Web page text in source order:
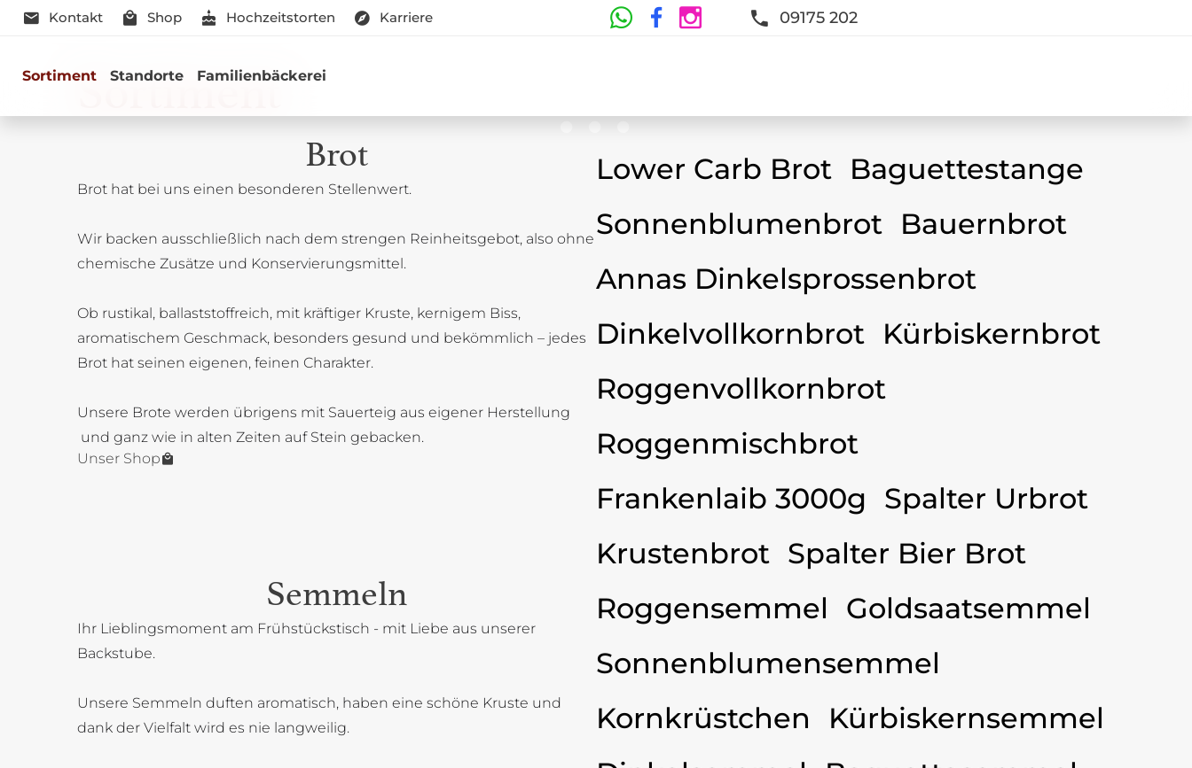
Kontakt Shop Hochzeitstorten Karriere 09175 202
Sortiment Standorte Familienbäckerei
Sortiment
Herzhaft oder süß - Beste Qualität und Frische sind garantiert
Brot
Brot hat bei uns einen besonderen Stellenwert.
Wir backen ausschließlich nach dem strengen Reinheitsgebot, also ohne
chemische Zusätze und Konservierungsmittel.
Ob rustikal, ballaststoffreich, mit kräftiger Kruste, kernigem Biss,
aromatischem Geschmack, besonders gesund und bekömmlich – jedes
Brot hat seinen eigenen, feinen Charakter.
Unsere Brote werden übrigens mit Sauerteig aus eigener Herstellung
und ganz wie in alten Zeiten auf Stein gebacken.
Unser Shop
Lower Carb Brot Baguettestange
Sonnenblumenbrot Bauernbrot
Annas Dinkelsprossenbrot
Dinkelvollkornbrot Kürbiskernbrot
Roggenvollkornbrot
Roggenmischbrot
Frankenlaib 3000g Spalter Urbrot
Krustenbrot Spalter Bier Brot
Semmeln
Ihr Lieblingsmoment am Frühstückstisch - mit Liebe aus unserer
Backstube.
Unsere Semmeln duften aromatisch, haben eine schöne Kruste und
dank der Vielfalt wird es nie langweilig.
Roggensemmel
Goldsaatsemmel
Sonnenblumensemmel
Kornkrüstchen
Kürbiskernsemmel